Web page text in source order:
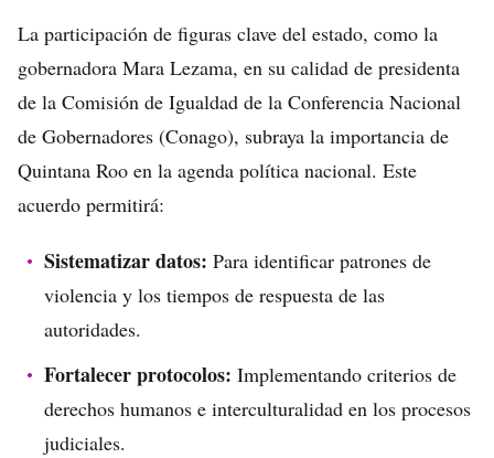
La participación de figuras clave del estado, como la
gobernadora Mara Lezama, en su calidad de presidenta
de la Comisión de Igualdad de la Conferencia Nacional
de Gobernadores (Conago), subraya la importancia de
Quintana Roo en la agenda política nacional. Este
acuerdo permitirá:
Sistematizar datos: Para identificar patrones de
violencia y los tiempos de respuesta de las
autoridades.
Fortalecer protocolos: Implementando criterios de
derechos humanos e interculturalidad en los procesos
judiciales.